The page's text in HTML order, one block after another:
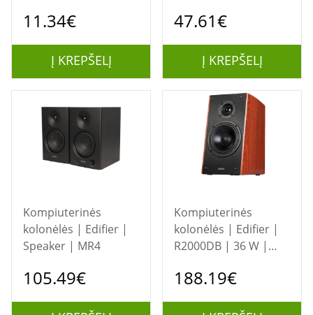
Bluetooth | Wireless
Portable | Black
11.34€
Į KREPŠELĮ
| M-1802DJ | 60 W |
connection | Black
47.61€
Į KREPŠELĮ
Kompiuterinės
kolonėlės | Edifier |
Speaker | MR4
105.49€
Kompiuterinės
kolonėlės | Edifier |
R2000DB | 36 W |
Brown | 120 W
188.19€